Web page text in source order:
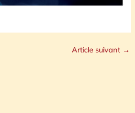
Article suivant →